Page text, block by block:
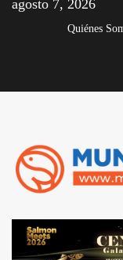
agosto 7, 2026
Quiénes